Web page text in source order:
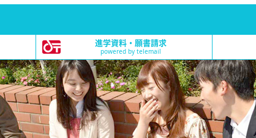
進学資料・願書請求
powered by telemail